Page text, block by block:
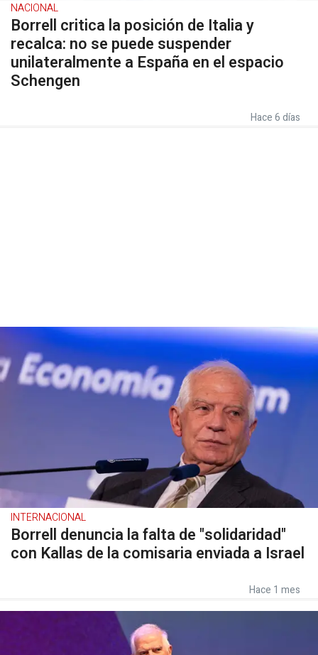
NACIONAL
Borrell critica la posición de Italia y
recalca: no se puede suspender
unilateralmente a España en el espacio
Schengen
Hace 6 días
INTERNACIONAL
Borrell denuncia la falta de "solidaridad"
con Kallas de la comisaria enviada a Israel
Hace 1 mes